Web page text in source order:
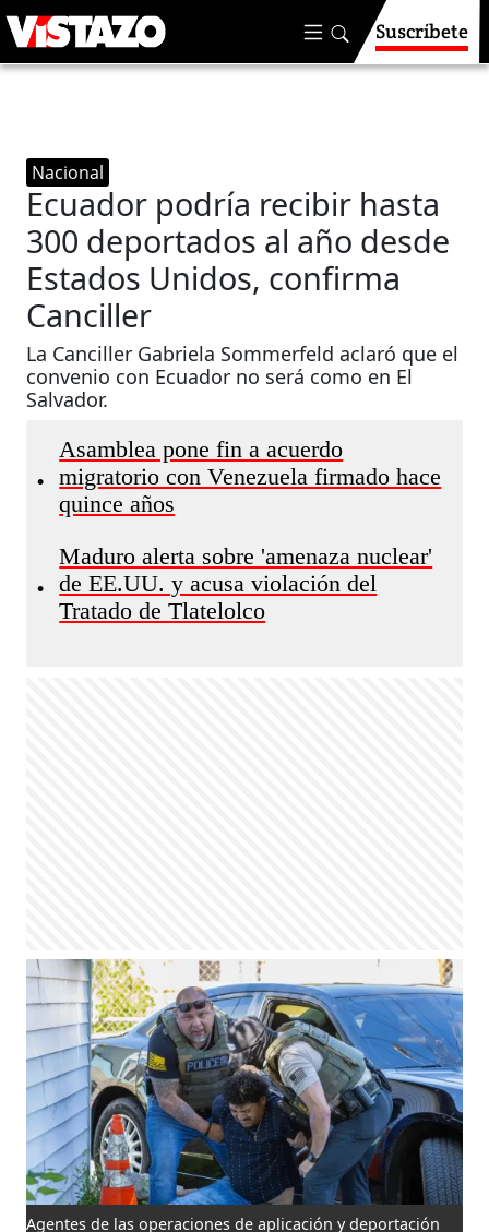
Suscríbete
Nacional
Ecuador podría recibir hasta
300 deportados al año desde
Estados Unidos, confirma
Canciller
La Canciller Gabriela Sommerfeld aclaró que el
convenio con Ecuador no será como en El
Salvador.
•
Asamblea pone fin a acuerdo
migratorio con Venezuela firmado hace
quince años
•
Maduro alerta sobre 'amenaza nuclear'
de EE.UU. y acusa violación del
Tratado de Tlatelolco
Agentes de las operaciones de aplicación y deportación